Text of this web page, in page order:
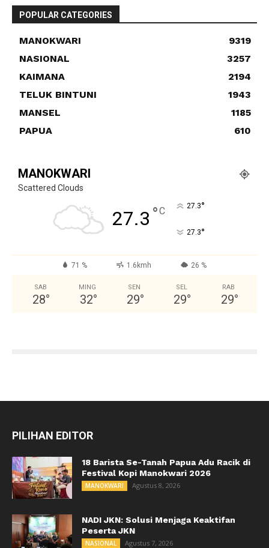
POPULAR CATEGORIES
MANOKWARI
9319
NASIONAL
3257
KAIMANA
2194
TELUK BINTUNI
1943
MANSEL
1185
PAPUA
610
MANOKWARI
Scattered Clouds
27.3 °C 27.3°
27.3°
71 % 1.6kmh 26 %
SAB
28°
MING
32°
SEN
29°
SEL
29°
RAB
29°
PILIHAN EDITOR
18 Barista Se-Tanah Papua Adu Racik di
Festival Kopi Manokwari 2026
MANOKWARI Agustus 8, 2026
NADI JKN: Solusi Menjaga Keaktifan
Peserta JKN
NASIONAL Agustus 7, 2026